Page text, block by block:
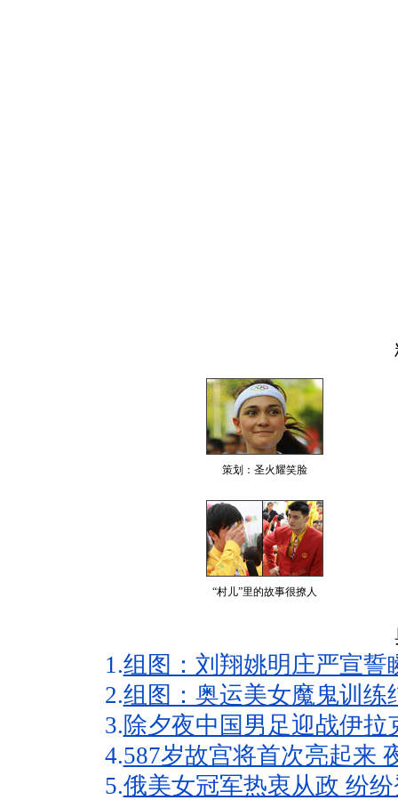
策划：圣火耀笑脸
“村儿”里的故事很撩人
1.组图：刘翔姚明庄严宣
2.组图：奥运美女魔鬼训练
3.除夕夜中国男足迎战伊
4.587岁故宫将首次亮起来
5.俄美女冠军热衷从政 纷